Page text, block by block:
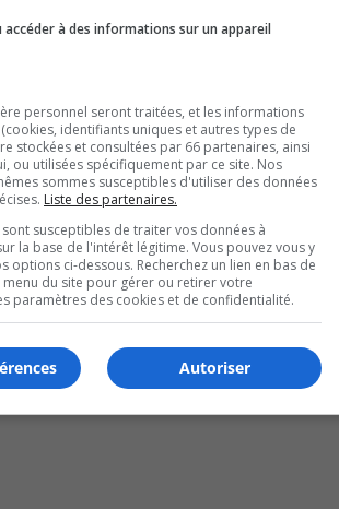
à des informations sur un appareil
personnel seront traitées, et les informations
identifiants uniques et autres types de
stockées et consultées par 66 partenaires, ainsi
ou utilisées spécifiquement par ce site. Nos
sommes susceptibles d'utiliser des données
Liste des partenaires.
susceptibles de traiter vos données à
la base de l'intérêt légitime. Vous pouvez vous y
options ci-dessous. Recherchez un lien en bas de
menu du site pour gérer ou retirer votre
paramètres des cookies et de confidentialité.
Autoriser